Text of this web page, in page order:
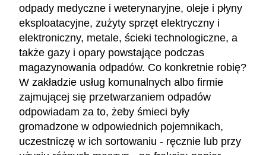
odpady medyczne i weterynaryjne, oleje i płyny
eksploatacyjne, zużyty sprzęt elektryczny i
elektroniczny, metale, ścieki technologiczne, a
także gazy i opary powstające podczas
magazynowania odpadów. Co konkretnie robię?
W zakładzie usług komunalnych albo firmie
zajmującej się przetwarzaniem odpadów
odpowiadam za to, żeby śmieci były
gromadzone w odpowiednich pojemnikach,
uczestniczę w ich sortowaniu - ręcznie lub przy